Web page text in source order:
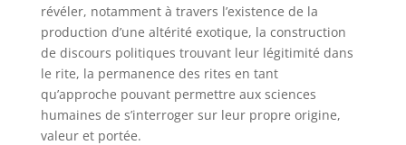
révéler, notamment à travers l’existence de la
production d’une altérité exotique, la construction
de discours politiques trouvant leur légitimité dans
le rite, la permanence des rites en tant
qu’approche pouvant permettre aux sciences
humaines de s’interroger sur leur propre origine,
valeur et portée.